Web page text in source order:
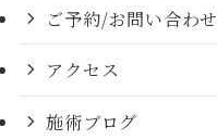
ご予約/お問い合わせ
アクセス
施術ブログ